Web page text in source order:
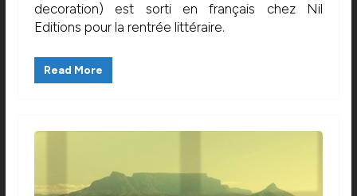
decoration) est sorti en français chez Nil
Editions pour la rentrée littéraire.
Read More